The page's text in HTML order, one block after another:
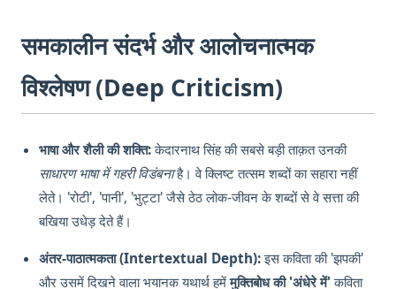
समकालीन संदर्भ और आलोचनात्मक
विश्लेषण (Deep Criticism)
भाषा और शैली की शक्ति:केदारनाथ सिंह की सबसे बड़ी ताक़त उनकी
साधारण भाषा में गहरी विडंबनाहै। वे क्लिष्ट तत्सम शब्दों का सहारा नहीं
लेते। 'रोटी', 'पानी', 'भुट्टा' जैसे ठेठ लोक-जीवन के शब्दों से वे सत्ता की
बखिया उधेड़ देते हैं।
अंतर-पाठात्मकता (Intertextual Depth):इस कविता की 'झपकी'
और उसमें दिखने वाला भयानक यथार्थ हमेंमुक्तिबोध की 'अंधेरे में'कविता